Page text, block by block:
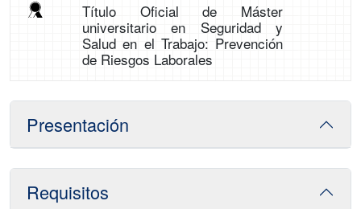
Título Oficial de Máster
universitario en Seguridad y
Salud en el Trabajo: Prevención
de Riesgos Laborales
Presentación
Requisitos